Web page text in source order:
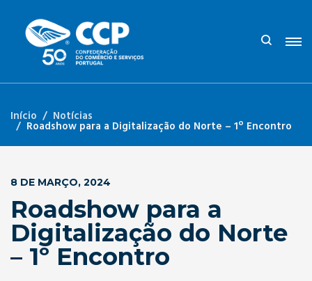
Início Notícias
Roadshow para a Digitalização do Norte – 1º Encontro
8 DE MARÇO, 2024
Roadshow para a
Digitalização do Norte
– 1º Encontro